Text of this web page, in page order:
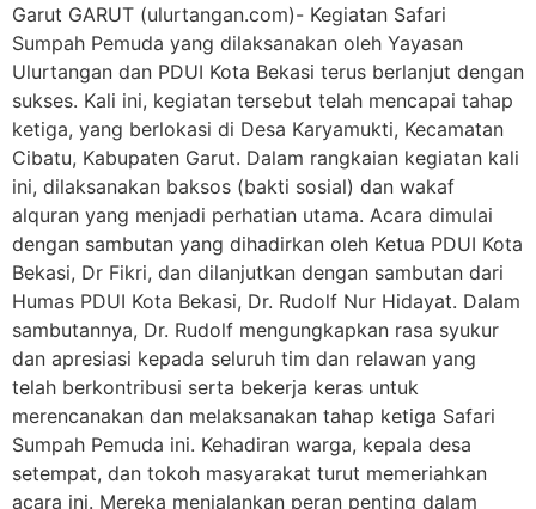
Garut GARUT (ulurtangan.com)- Kegiatan Safari
Sumpah Pemuda yang dilaksanakan oleh Yayasan
Ulurtangan dan PDUI Kota Bekasi terus berlanjut dengan
sukses. Kali ini, kegiatan tersebut telah mencapai tahap
ketiga, yang berlokasi di Desa Karyamukti, Kecamatan
Cibatu, Kabupaten Garut. Dalam rangkaian kegiatan kali
ini, dilaksanakan baksos (bakti sosial) dan wakaf
alquran yang menjadi perhatian utama. Acara dimulai
dengan sambutan yang dihadirkan oleh Ketua PDUI Kota
Bekasi, Dr Fikri, dan dilanjutkan dengan sambutan dari
Humas PDUI Kota Bekasi, Dr. Rudolf Nur Hidayat. Dalam
sambutannya, Dr. Rudolf mengungkapkan rasa syukur
dan apresiasi kepada seluruh tim dan relawan yang
telah berkontribusi serta bekerja keras untuk
merencanakan dan melaksanakan tahap ketiga Safari
Sumpah Pemuda ini. Kehadiran warga, kepala desa
setempat, dan tokoh masyarakat turut memeriahkan
acara ini. Mereka menjalankan peran penting dalam